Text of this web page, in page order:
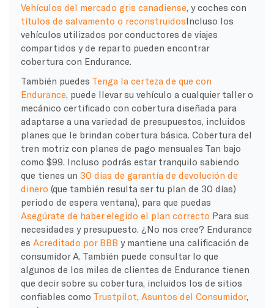
Vehículos del mercado gris canadiense y coches con
títulos de salvamento o reconstruidosIncluso los
vehículos utilizados por conductores de viajes
compartidos y de reparto pueden encontrar
cobertura con Endurance.
También puedes Tenga la certeza de que con
Endurance , puede llevar su vehículo a cualquier taller o
mecánico certificado con cobertura diseñada para
adaptarse a una variedad de presupuestos, incluidos
planes que le brindan cobertura básica. Cobertura del
tren motriz con planes de pago mensuales Tan bajo
como $99. Incluso podrás estar tranquilo sabiendo
que tienes un 30 días de garantía de devolución de
dinero (que también resulta ser tu plan de 30 días)
periodo de espera ventana), para que puedas
Asegúrate de haber elegido el plan correcto Para sus
necesidades y presupuesto. ¿No nos cree? Endurance
es Acreditado por BBB y mantiene una calificación de
consumidor A. También puede consultar lo que
algunos de los miles de clientes de Endurance tienen
que decir sobre su cobertura, incluidos los de sitios
confiables como Trustpilot Asuntos del Consumidor,